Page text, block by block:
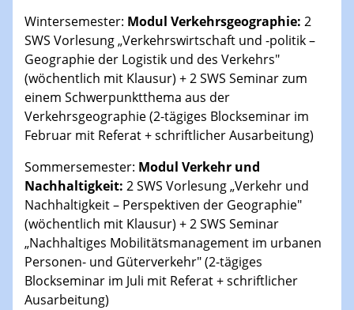
Wintersemester: Modul Verkehrsgeographie: 2
SWS Vorlesung „Verkehrswirtschaft und -politik –
Geographie der Logistik und des Verkehrs"
(wöchentlich mit Klausur) + 2 SWS Seminar zum
einem Schwerpunktthema aus der
Verkehrsgeographie (2-tägiges Blockseminar im
Februar mit Referat + schriftlicher Ausarbeitung)
Sommersemester: Modul Verkehr und
Nachhaltigkeit: 2 SWS Vorlesung „Verkehr und
Nachhaltigkeit – Perspektiven der Geographie"
(wöchentlich mit Klausur) + 2 SWS Seminar
„Nachhaltiges Mobilitätsmanagement im urbanen
Personen- und Güterverkehr" (2-tägiges
Blockseminar im Juli mit Referat + schriftlicher
Ausarbeitung)